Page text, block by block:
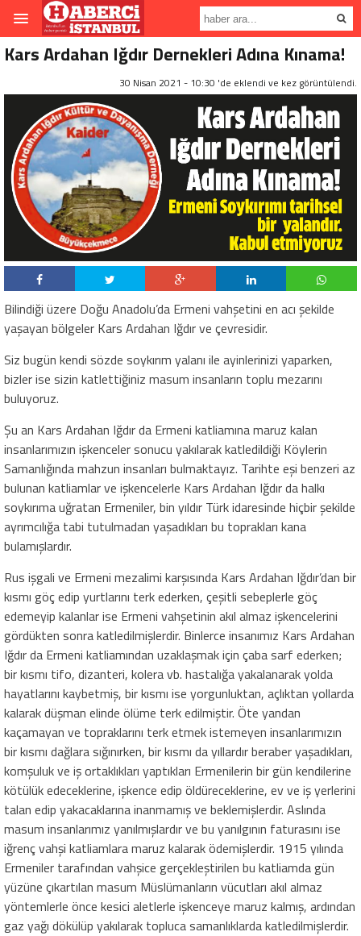
Kars Ardahan Iğdır Dernekleri Adına Kınama!
30 Nisan 2021 - 10:30 'de eklendi ve kez görüntülendi.
Bilindiği üzere Doğu Anadolu’da Ermeni vahşetini en acı şekilde
yaşayan bölgeler Kars Ardahan Iğdır ve çevresidir.
Siz bugün kendi sözde soykırım yalanı ile ayinlerinizi yaparken,
bizler ise sizin katlettiğiniz masum insanların toplu mezarını
buluyoruz.
Şu an Kars Ardahan Iğdır da Ermeni katliamına maruz kalan
insanlarımızın işkenceler sonucu yakılarak katledildiği Köylerin
Samanlığında mahzun insanları bulmaktayız. Tarihte eşi benzeri az
bulunan katliamlar ve işkencelerle Kars Ardahan Iğdır da halkı
soykırıma uğratan Ermeniler, bin yıldır Türk idaresinde hiçbir şekilde
ayrımcılığa tabi tutulmadan yaşadıkları bu toprakları kana
bulamışlardır.
Rus işgali ve Ermeni mezalimi karşısında Kars Ardahan Iğdır’dan bir
kısmı göç edip yurtlarını terk ederken, çeşitli sebeplerle göç
edemeyip kalanlar ise Ermeni vahşetinin akıl almaz işkencelerini
gördükten sonra katledilmişlerdir. Binlerce insanımız Kars Ardahan
Iğdır da Ermeni katliamından uzaklaşmak için çaba sarf ederken;
bir kısmı tifo, dizanteri, kolera vb. hastalığa yakalanarak yolda
hayatlarını kaybetmiş, bir kısmı ise yorgunluktan, açlıktan yollarda
kalarak düşman elinde ölüme terk edilmiştir. Öte yandan
kaçamayan ve topraklarını terk etmek istemeyen insanlarımızın
bir kısmı dağlara sığınırken, bir kısmı da yıllardır beraber yaşadıkları,
komşuluk ve iş ortaklıkları yaptıkları Ermenilerin bir gün kendilerine
kötülük edeceklerine, işkence edip öldüreceklerine, ev ve iş yerlerini
talan edip yakacaklarına inanmamış ve beklemişlerdir. Aslında
masum insanlarımız yanılmışlardır ve bu yanılgının faturasını ise
iğrenç vahşi katliamlara maruz kalarak ödemişlerdir. 1915 yılında
Ermeniler tarafından vahşice gerçekleştirilen bu katliamda gün
yüzüne çıkartılan masum Müslümanların vücutları akıl almaz
yöntemlerle önce kesici aletlerle işkenceye maruz kalmış, ardından
gaz yağı dökülüp yakılarak topluca samanlıklarda katledilmişlerdir.